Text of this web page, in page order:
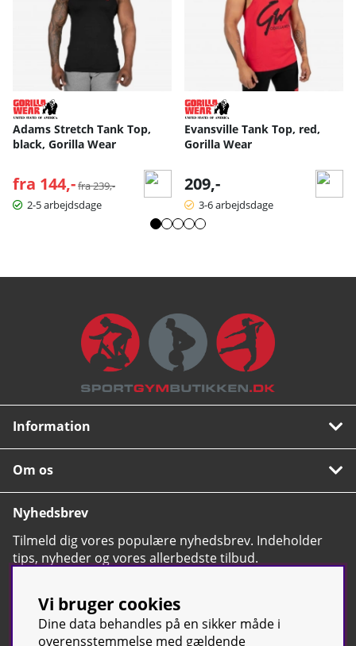
Adams Stretch Tank Top,
black, Gorilla Wear
fra 144,- Normalpris:
fra 239,-
2-5 arbejdsdage
Evansville Tank Top, red,
Gorilla Wear
209,-
3-6 arbejdsdage
Information
Om os
Nyhedsbrev
Tilmeld dig vores populære nyhedsbrev. Indeholder
tips, nyheder og vores allerbedste tilbud.
Vi bruger cookies
Dine data behandles på en sikker måde i
overensstemmelse med gældende